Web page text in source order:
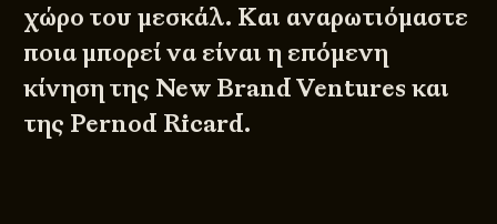
χώρο του μεσκάλ. Και αναρωτιόμαστε
ποια μπορεί να είναι η επόμενη
κίνηση της New Brand Ventures και
της Pernod Ricard.